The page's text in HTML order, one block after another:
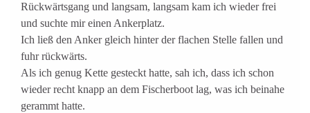
Rückwärtsgang und langsam, langsam kam ich wieder frei
und suchte mir einen Ankerplatz.
Ich ließ den Anker gleich hinter der flachen Stelle fallen und
fuhr rückwärts.
Als ich genug Kette gesteckt hatte, sah ich, dass ich schon
wieder recht knapp an dem Fischerboot lag, was ich beinahe
gerammt hatte.